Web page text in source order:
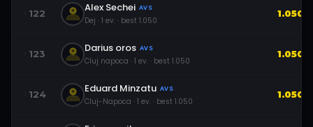
122 Alex Sechei AVS
Dej · 1 ev. · best 1.050
1.050
123 Darius oros AVS
Cluj napoca · 1 ev. · best 1.050
1.050
124 Eduard Minzatu AVS
Cluj-Napoca · 1 ev. · best 1.050
1.050